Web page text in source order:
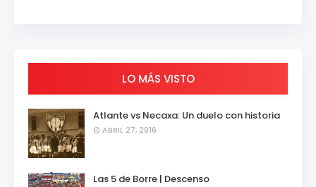
LO MÁS VISTO
Atlante vs Necaxa: Un duelo con historia
ABRIL 27, 2016
Las 5 de Borre | Descenso